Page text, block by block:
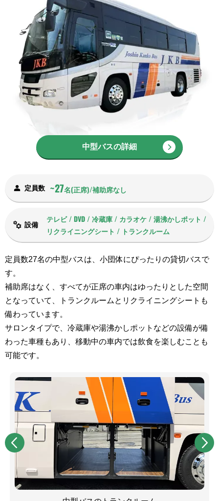
中型バスの詳細
定員数 ~27名(正席)/補助席なし
設備
テレビ / DVD / 冷蔵庫 / カラオケ / 湯沸かしポット /
リクライニングシート / トランクルーム
定員数27名の中型バスは、小団体にぴったりの貸切バスで
す。
補助席はなく、すべてが正席の車内はゆったりとした空間
となっていて、トランクルームとリクライニングシートも
備わっています。
サロンタイプで、冷蔵庫や湯沸かしポットなどの設備が備
わった車種もあり、移動中の車内では飲食を楽しむことも
可能です。